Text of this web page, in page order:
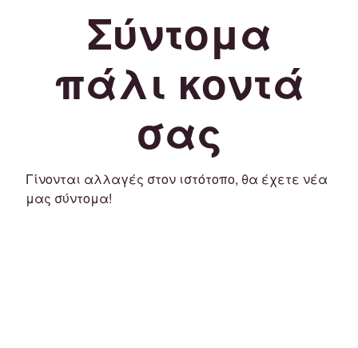
Σύντομα
πάλι κοντά
σας
Γίνονται αλλαγές στον ιστότοπο, θα έχετε νέα
μας σύντομα!